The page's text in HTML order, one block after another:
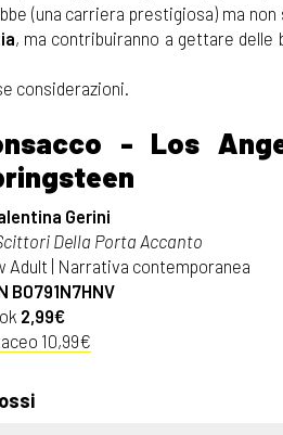
(una carriera prestigiosa) ma
, ma contribuiranno a gettare delle
considerazioni.
- Los
Gerini
Della Porta Accanto
Adult | Narrativa contemporanea
B0791N7HNV
2,99€
10,99€